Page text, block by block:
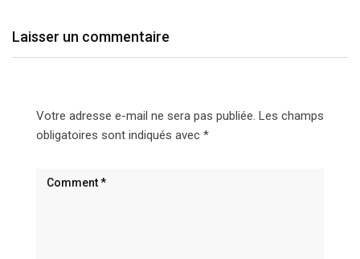
Laisser un commentaire
Votre adresse e-mail ne sera pas publiée. Les champs
obligatoires sont indiqués avec *